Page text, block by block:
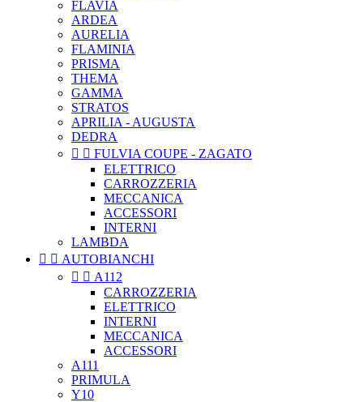
FLAVIA
ARDEA
AURELIA
FLAMINIA
PRISMA
THEMA
GAMMA
STRATOS
APRILIA - AUGUSTA
DEDRA
  FULVIA COUPE - ZAGATO
ELETTRICO
CARROZZERIA
MECCANICA
ACCESSORI
INTERNI
LAMBDA
  AUTOBIANCHI
  A112
CARROZZERIA
ELETTRICO
INTERNI
MECCANICA
ACCESSORI
A111
PRIMULA
Y10